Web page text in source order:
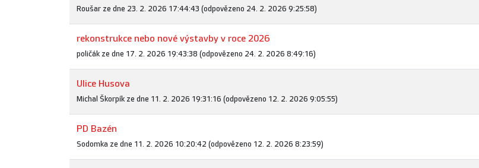
Roušar ze dne 23. 2. 2026 17:44:43 (odpovězeno 24. 2. 2026 9:25:58)
rekonstrukce nebo nové výstavby v roce 2026
poličák ze dne 17. 2. 2026 19:43:38 (odpovězeno 24. 2. 2026 8:49:16)
Ulice Husova
Michal Škorpík ze dne 11. 2. 2026 19:31:16 (odpovězeno 12. 2. 2026 9:05:55)
PD Bazén
Sodomka ze dne 11. 2. 2026 10:20:42 (odpovězeno 12. 2. 2026 8:23:59)